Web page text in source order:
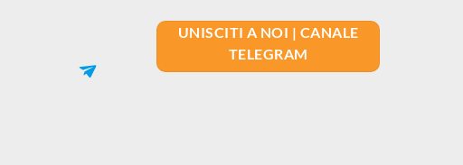
UNISCITI A NOI | CANALE
TELEGRAM